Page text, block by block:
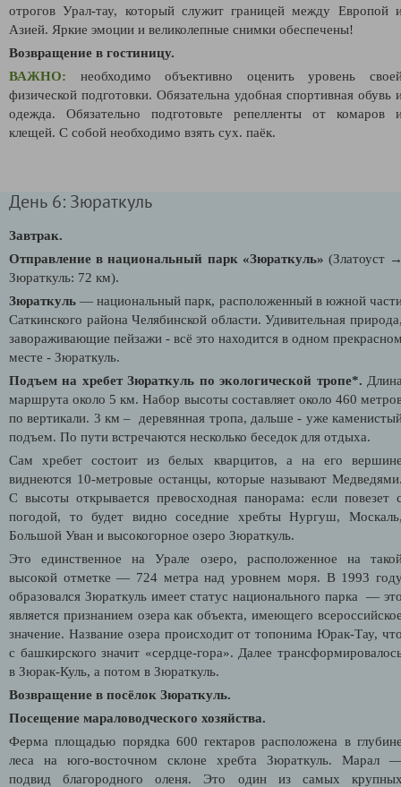
отрогов Урал-тау, который служит границей между Европой
Азией. Яркие эмоции и великолепные снимки обеспечены!
Возвращение в гостиницу.
ВАЖНО: необходимо объективно оценить уровень
физической подготовки. Обязательна удобная спортивная обувь
одежда. Обязательно подготовьте репелленты от комаров
клещей. С собой необходимо взять сух. паёк.
День 6: Зюраткуль
Завтрак.
Отправление в национальный парк «Зюраткуль» (Златоуст
Зюраткуль: 72 км).
Зюраткуль — национальный парк, расположенный в южной
Саткинского района Челябинской области. Удивительная
завораживающие пейзажи - всё это находится в одном
месте - Зюраткуль.
Подъем на хребет Зюраткуль по экологической тропе*.
маршрута около 5 км. Набор высоты составляет около 460
по вертикали. 3 км –
деревянная тропа, дальше - уже
подъем. По пути встречаются несколько беседок для отдыха.
Сам хребет состоит из белых кварцитов, а на его
виднеются 10-метровые останцы, которые называют
С высоты открывается превосходная панорама: если повезет
погодой, то будет видно соседние хребты Нургуш,
Большой Уван и высокогорное озеро Зюраткуль.
Это единственное на Урале озеро, расположенное на
высокой отметке — 724 метра над уровнем моря. В 1993
образовался Зюраткуль имеет статус национального парка
—
является признанием озера как объекта, имеющего
значение. Название озера происходит от топонима Юрак-Тау,
с башкирского значит «сердце-гора». Далее
в Зюрак-Куль, а потом в Зюраткуль.
Возвращение в посёлок Зюраткуль.
Посещение мараловодческого хозяйства.
Ферма площадью порядка 600 гектаров расположена в
леса на юго-восточном склоне хребта Зюраткуль. Марал
подвид благородного оленя. Это один из самых